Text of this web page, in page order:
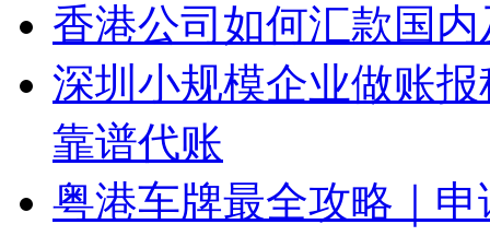
香港公司如何汇款国
深圳小规模企业做账
靠谱代账
粤港车牌最全攻略｜